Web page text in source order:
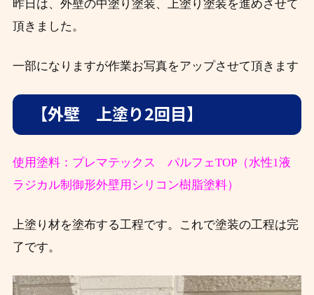
昨日は、外壁の中塗り塗装、上塗り塗装を進めさせて
頂きました。
一部になりますが作業お写真をアップさせて頂きます
【外壁 上塗り2回目】
使用塗料：プレマテックス パルフェTOP（水性1液
ラジカル制御形外壁用シリコン樹脂塗料）
上塗り材を塗布する工程です。これで塗装の工程は完
了です。